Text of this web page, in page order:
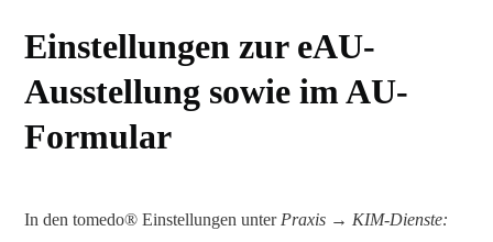
Einstellungen zur eAU-
Ausstellung sowie im AU-
Formular
In den tomedo® Einstellungen unter Praxis → KIM-Dienste: